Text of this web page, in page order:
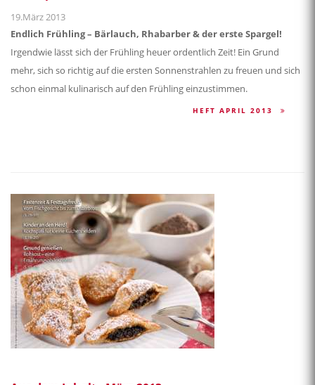
19.März 2013
Endlich Frühling – Bärlauch, Rhabarber & der erste Spargel!
Irgendwie lässt sich der Frühling heuer ordentlich Zeit! Ein Grund
mehr, sich so richtig auf die ersten Sonnenstrahlen zu freuen und sich
schon einmal kulinarisch auf den Frühling einzustimmen.
HEFT APRIL 2013